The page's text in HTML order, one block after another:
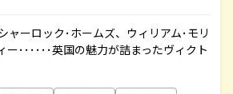
ャーロック･ホームズ、ウィリアム･モリ
ー･･････英国の魅力が詰まったヴィクト